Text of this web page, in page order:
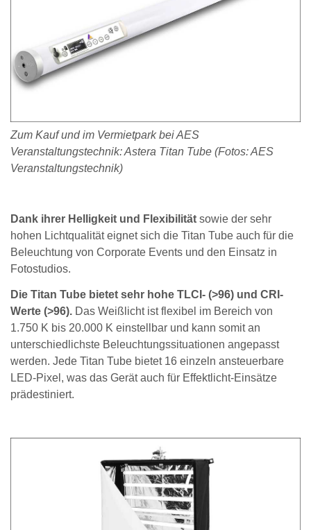
Zum Kauf und im Vermietpark bei AES
Veranstaltungstechnik: Astera Titan Tube (Fotos: AES
Veranstaltungstechnik)
Dank ihrer Helligkeit und Flexibilität sowie der sehr
hohen Lichtqualität eignet sich die Titan Tube auch für die
Beleuchtung von Corporate Events und den Einsatz in
Fotostudios.
Die Titan Tube bietet sehr hohe TLCI- (>96) und CRI-
Werte (>96). Das Weißlicht ist flexibel im Bereich von
1.750 K bis 20.000 K einstellbar und kann somit an
unterschiedlichste Beleuchtungssituationen angepasst
werden. Jede Titan Tube bietet 16 einzeln ansteuerbare
LED-Pixel, was das Gerät auch für Effektlicht-Einsätze
prädestiniert.